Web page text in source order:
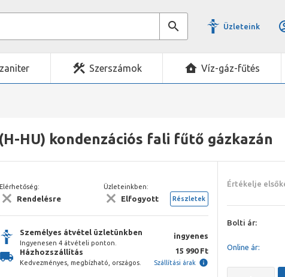
Üzleteink
Szerszámok Víz-gáz-fűtés
HU) kondenzációs fali fűtő gázkazán
Elérhetőség:
Rendelésre
Üzleteinkben:
Elfogyott Részletek
Személyes átvétel üzletünkben
Ingyenesen 4 átvételi ponton.
ingyenes
Házhozszállítás
Kedvezményes, megbízható, országos.
15 990 Ft
Szállítási árak
Értékelje
Bolti ár:
Online ár: